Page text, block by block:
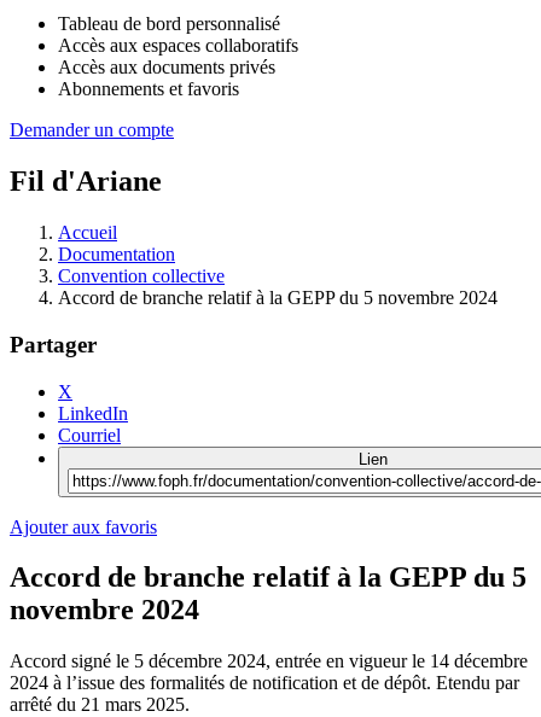
Tableau de bord personnalisé
Accès aux espaces collaboratifs
Accès aux documents privés
Abonnements et favoris
Demander un compte
Fil d'Ariane
Accueil
Documentation
Convention collective
Accord de branche relatif à la GEPP du 5 novembre 2024
Partager
X
LinkedIn
Courriel
Lien
Ajouter aux favoris
Accord de branche relatif à la GEPP du 5
novembre 2024
Accord signé le 5 décembre 2024, entrée en vigueur le 14 décembre
2024 à l’issue des formalités de notification et de dépôt. Etendu par
arrêté du 21 mars 2025.